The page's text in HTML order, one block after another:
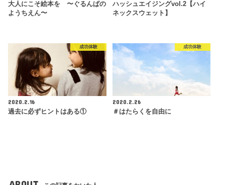
大人にこそ絵本を 〜ぐるんぱの
ようちえん〜
ハッシュエイジングvol.2【ハイ
ネックスウェット】
成功体験
2020.2.16
過去に必ずヒントはある①
成功体験
2020.2.26
＃はたらくを自由に